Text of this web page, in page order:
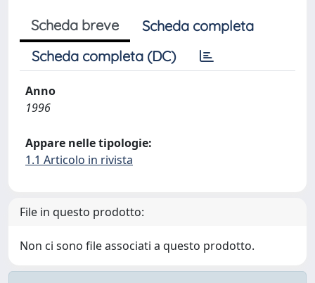
Scheda breve
Scheda completa
Scheda completa (DC)
Anno
1996
Appare nelle tipologie:
1.1 Articolo in rivista
File in questo prodotto:
Non ci sono file associati a questo prodotto.